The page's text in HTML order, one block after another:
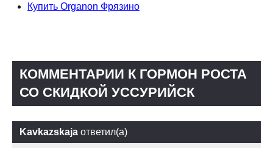
Купить Organon Фрязино
КОММЕНТАРИИ К ГОРМОН РОСТА
СО СКИДКОЙ УССУРИЙСК
Kavkazskaja ответил(а)